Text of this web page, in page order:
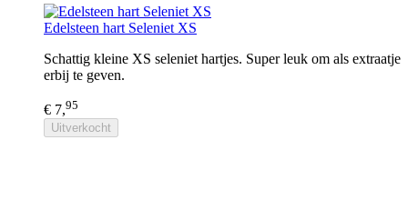
Edelsteen hart Seleniet XS
Schattig kleine XS seleniet hartjes. Super leuk om als extraatje
erbij te geven.
€ 7,95
Uitverkocht